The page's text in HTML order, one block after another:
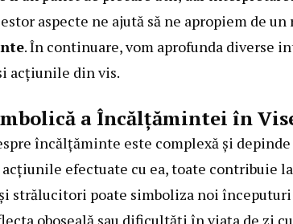
aspecte ne ajută să ne apropiem de
. În continuare, vom aprofunda diverse
acțiunile din vis.
a Încălțămintei în
încălțăminte este complexă și
efectuate cu ea, toate contribuie
strălucitori poate simboliza noi